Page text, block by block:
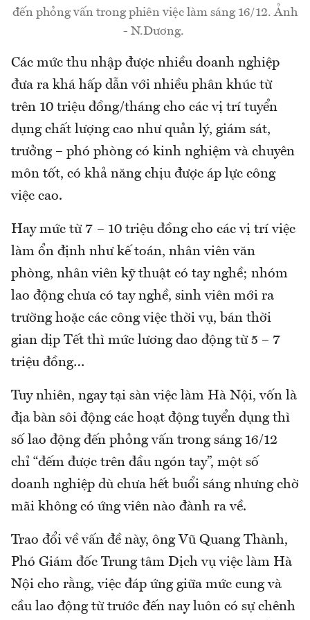
đến phỏng vấn trong phiên việc làm sáng 16/12. Ảnh
- N.Dương.
Các mức thu nhập được nhiều doanh nghiệp
đưa ra khá hấp dẫn với nhiều phân khúc từ
trên 10 triệu đồng/tháng cho các vị trí tuyển
dụng chất lượng cao như quản lý, giám sát,
trưởng – phó phòng có kinh nghiệm và chuyên
môn tốt, có khả năng chịu được áp lực công
việc cao.
Hay mức từ 7 – 10 triệu đồng cho các vị trí việc
làm ổn định như kế toán, nhân viên văn
phòng, nhân viên kỹ thuật có tay nghề; nhóm
lao động chưa có tay nghề, sinh viên mới ra
trường hoặc các công việc thời vụ, bán thời
gian dịp Tết thì mức lương dao động từ 5 – 7
triệu đồng…
Tuy nhiên, ngay tại sàn việc làm Hà Nội, vốn là
địa bàn sôi động các hoạt động tuyển dụng thì
số lao động đến phỏng vấn trong sáng 16/12
chỉ “đếm được trên đầu ngón tay”, một số
doanh nghiệp dù chưa hết buổi sáng nhưng chờ
mãi không có ứng viên nào đành ra về.
Trao đổi về vấn đề này, ông Vũ Quang Thành,
Phó Giám đốc Trung tâm Dịch vụ việc làm Hà
Nội cho rằng, việc đáp ứng giữa mức cung và
cầu lao động từ trước đến nay luôn có sự chênh